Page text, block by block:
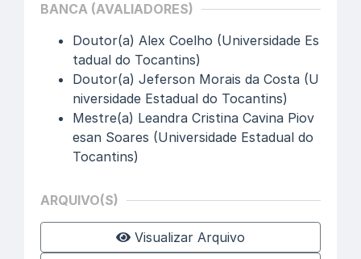
BANCA (AVALIADORES)
Doutor(a) Alex Coelho (Universidade Es
tadual do Tocantins)
Doutor(a) Jeferson Morais da Costa (U
niversidade Estadual do Tocantins)
Mestre(a) Leandra Cristina Cavina Piov
esan Soares (Universidade Estadual do
Tocantins)
ARQUIVO(S)
Visualizar Arquivo